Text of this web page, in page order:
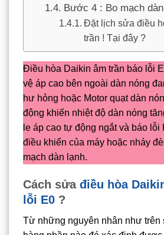
Bước 4 : Bo mạch
Đặt lịch sửa điều
trần ! Tại đây ?
Điều hòa Daikin âm trần báo lỗi
vệ áp cao bên ngoài dàn nóng
hư hỏng hoặc Motor quạt dàn
động khiến nhiệt độ dàn nóng
le áp cao tự động ngắt và báo lỗi
điều khiển của máy hoặc nháy
mạch dàn lạnh.
Cách sửa điều hòa
lỗi E0 ?
Từ những nguyên nhân như trên